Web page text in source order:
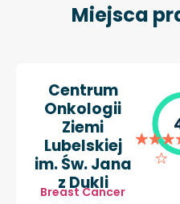
Miejsca
Centrum
Onkologii
Ziemi
Lubelskiej
im. Św. Jana
z Dukli
Breast Cancer